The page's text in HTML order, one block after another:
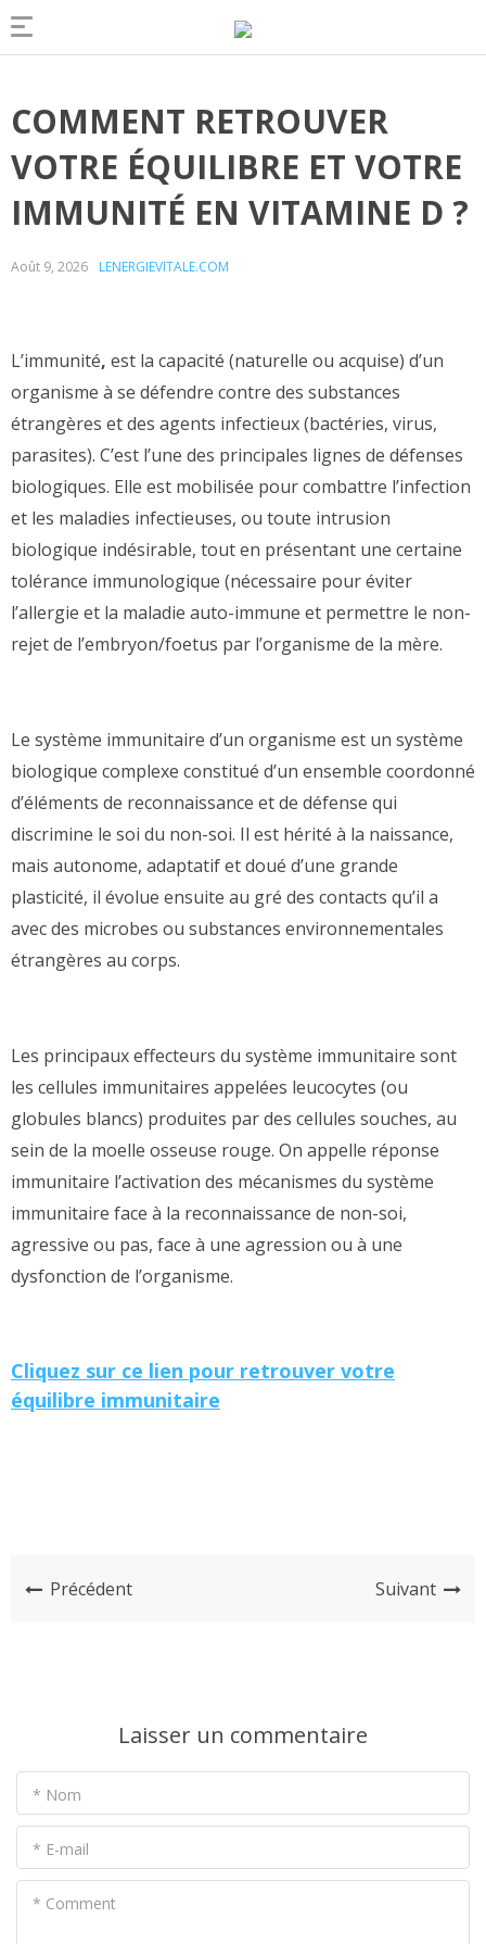
COMMENT RETROUVER
VOTRE ÉQUILIBRE ET VOTRE
IMMUNITÉ EN VITAMINE D ?
Août 9, 2026 LENERGIEVITALE.COM
L’immunité, est la capacité (naturelle ou acquise) d’un
organisme à se défendre contre des substances
étrangères et des agents infectieux (bactéries, virus,
parasites). C’est l’une des principales lignes de défenses
biologiques. Elle est mobilisée pour combattre l’infection
et les maladies infectieuses, ou toute intrusion
biologique indésirable, tout en présentant une certaine
tolérance immunologique (nécessaire pour éviter
l’allergie et la maladie auto-immune et permettre le non-
rejet de l’embryon/foetus par l’organisme de la mère.
Le système immunitaire d’un organisme est un système
biologique complexe constitué d’un ensemble coordonné
d’éléments de reconnaissance et de défense qui
discrimine le soi du non-soi. Il est hérité à la naissance,
mais autonome, adaptatif et doué d’une grande
plasticité, il évolue ensuite au gré des contacts qu’il a
avec des microbes ou substances environnementales
étrangères au corps.
Les principaux effecteurs du système immunitaire sont
les cellules immunitaires appelées leucocytes (ou
globules blancs) produites par des cellules souches, au
sein de la moelle osseuse rouge. On appelle réponse
immunitaire l’activation des mécanismes du système
immunitaire face à la reconnaissance de non-soi,
agressive ou pas, face à une agression ou à une
dysfonction de l’organisme.
Cliquez sur ce lien pour retrouver votre
équilibre immunitaire
Précédent Suivant
Laisser un commentaire
* Nom
* E-mail
* Comment